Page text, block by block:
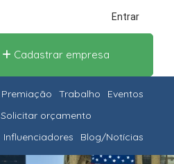
Entrar
Cadastrar empresa
Premiação Trabalho
Eventos
Solicitar orçamento
Influenciadores Blog/Notícias